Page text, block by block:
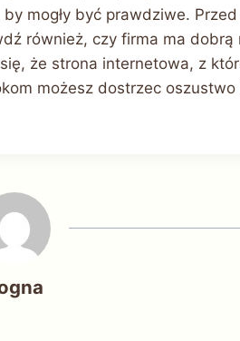
mogły być prawdziwe.
również, czy firma ma dobrą
że strona internetowa, z
możesz dostrzec